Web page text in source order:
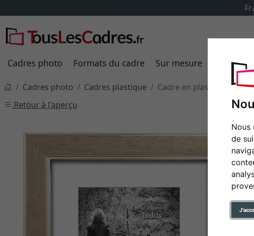
Nous
de
Cadres photo Formats du cadre Sur mesure Passe-
Cadres photo Cadres plastique
Cadre en plastique
Retour à l'aperçu